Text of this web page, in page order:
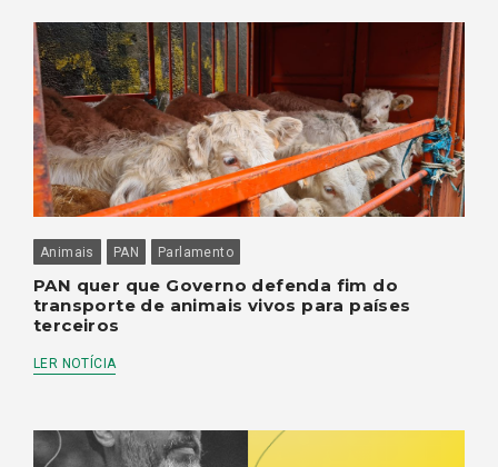
Animais PAN Parlamento
PAN quer que Governo defenda fim do
transporte de animais vivos para países
terceiros
LER NOTÍCIA